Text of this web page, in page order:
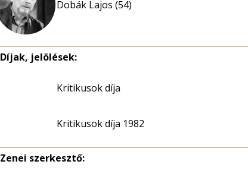
Dobák Lajos (54)
Díjak, jelölések:
Kritikusok díja
Kritikusok díja 1982
Zenei szerkesztő: